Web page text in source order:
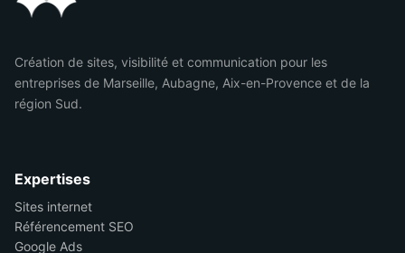
Création de sites, visibilité et communication pour les
entreprises de Marseille, Aubagne, Aix-en-Provence et de la
région Sud.
Expertises
Sites internet
Référencement SEO
Google Ads